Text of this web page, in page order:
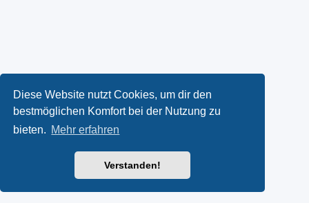
Diese Website nutzt Cookies, um dir den
bestmöglichen Komfort bei der Nutzung zu
bieten. Mehr erfahren
Verstanden!